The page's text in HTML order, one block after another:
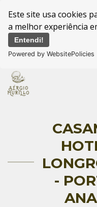
Este site usa cookies
a melhor experiência
Entendi!
Powered by WebsitePolicies
-